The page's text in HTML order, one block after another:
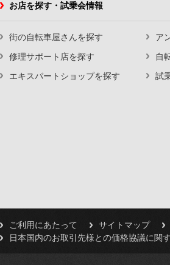
お店を探す・試乗会情報
街の自転車屋さんを探す
修理サポート店を探す
エキスパートショップを探す
ア
自
試
ご利用にあたって サイトマップ
日本国内のお取引先様との価格協議に関